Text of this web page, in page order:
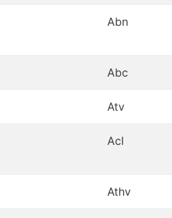
Abn
Abc
Atv
Acl
Athv